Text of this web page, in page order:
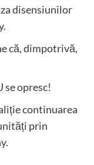
disensiunilor
că, dimpotrivă,
se opresc!
continuarea
prin